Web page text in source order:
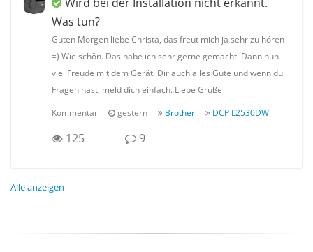
Was tun?
Guten Morgen liebe Christa, das freut mich ja sehr zu hören
=) Wie schön. Das habe ich sehr gerne gemacht. Dann nun
viel Freude mit dem Gerät. Dir auch alles Gute und wenn du
Fragen hast, meld dich einfach. Liebe Grüße
Kommentar gestern Brother DCP L2530DW
125 9
Alle anzeigen